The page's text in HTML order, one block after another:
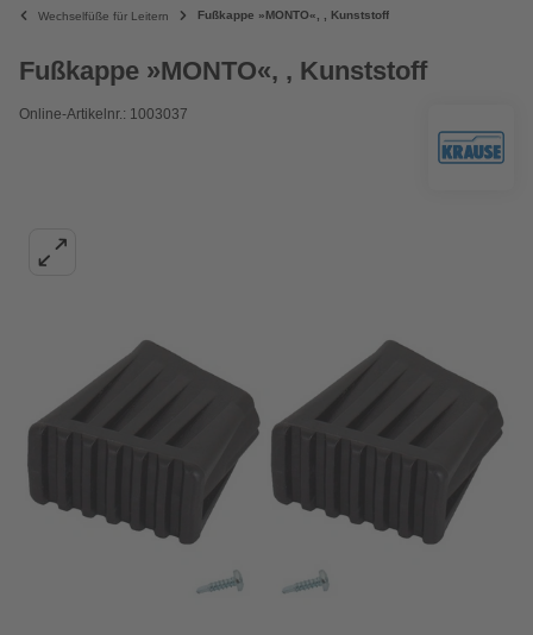
Wechselfüße für Leitern Fußkappe »MONTO«, , Kunststoff
Fußkappe »MONTO«, , Kunststoff
Online-Artikelnr.: 1003037